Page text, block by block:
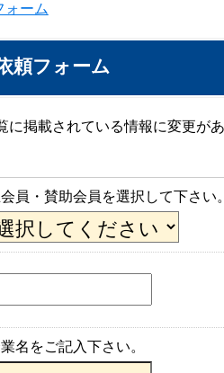
ォーム
頼フォーム
に掲載されている情報に変更が
員・賛助会員を選択して下さい。
名をご記入下さい。